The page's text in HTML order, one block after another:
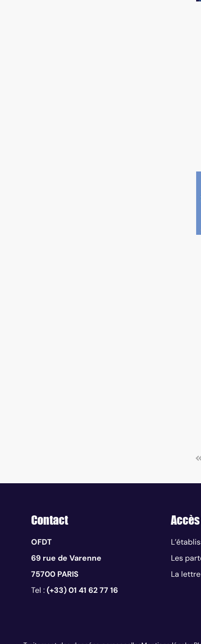
Contact
OFDT
69 rue de Varenne
75700 PARIS
Tel :(+33) 01 41 62 77 16
Les
La